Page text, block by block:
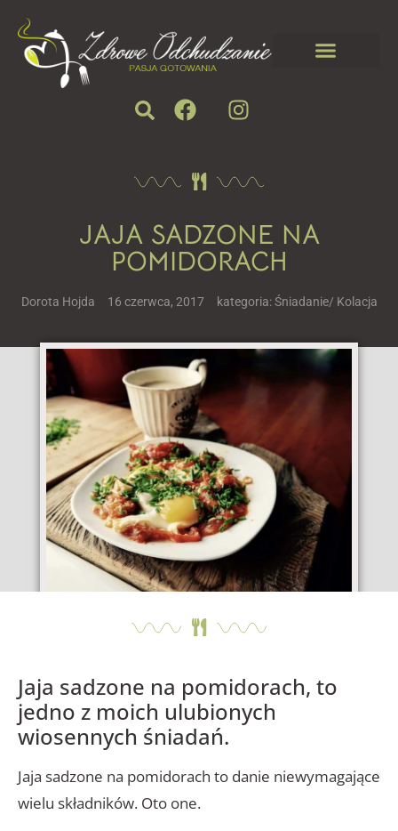
JAJA SADZONE NA
POMIDORACH
Dorota Hojda 16 czerwca, 2017 kategoria: Śniadanie/ Kolacja
Jaja sadzone na pomidorach, to
jedno z moich ulubionych
wiosennych śniadań.
Jaja sadzone na pomidorach to danie niewymagające
wielu składników. Oto one.